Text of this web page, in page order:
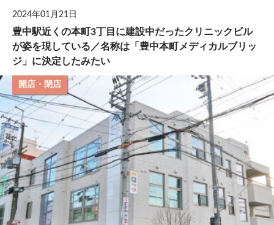
2024年01月21日
豊中駅近くの本町3丁目に建設中だったクリニックビル
が姿を現している／名称は「豊中本町メディカルブリッ
ジ」に決定したみたい
開店・閉店